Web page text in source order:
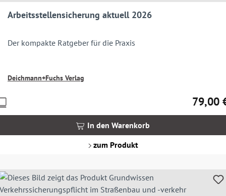
Arbeitsstellensicherung aktuell 2026
Der kompakte Ratgeber für die Praxis
Deichmann+Fuchs Verlag
79,00
In den Warenkorb
zum Produkt